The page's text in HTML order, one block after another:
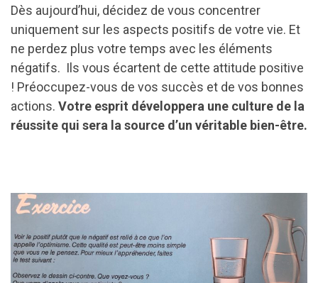
Dès aujourd’hui, décidez de vous concentrer
uniquement sur les aspects positifs de votre vie. Et
ne perdez plus votre temps avec les éléments
négatifs. Ils vous écartent de cette attitude positive
! Préoccupez-vous de vos succès et de vos bonnes
actions. Votre esprit développera une culture de la
réussite qui sera la source d’un véritable bien-être.